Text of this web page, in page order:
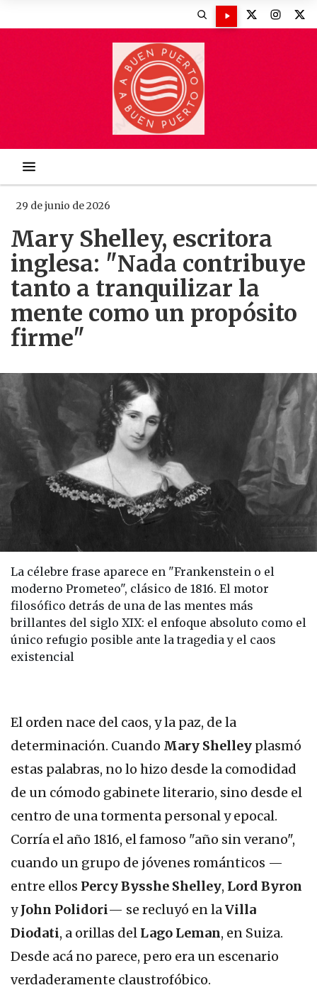
29 de junio de 2026
Mary Shelley, escritora
inglesa: "Nada contribuye
tanto a tranquilizar la
mente como un propósito
firme"
La célebre frase aparece en "Frankenstein o el
moderno Prometeo", clásico de 1816. El motor
filosófico detrás de una de las mentes más
brillantes del siglo XIX: el enfoque absoluto como el
único refugio posible ante la tragedia y el caos
existencial
El orden nace del caos, y la paz, de la
determinación. Cuando Mary Shelley plasmó
estas palabras, no lo hizo desde la comodidad
de un cómodo gabinete literario, sino desde el
centro de una tormenta personal y epocal.
Corría el año 1816, el famoso "año sin verano",
cuando un grupo de jóvenes románticos —
entre ellos Percy Bysshe Shelley, Lord Byron
yJohn Polidori— se recluyó en laVilla
Diodati, a orillas del Lago Leman, en Suiza.
Desde acá no parece, pero era un escenario
verdaderamente claustrofóbico.